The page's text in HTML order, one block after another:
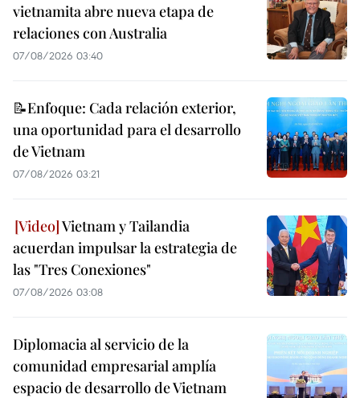
vietnamita abre nueva etapa de
relaciones con Australia
07/08/2026 03:40
📝Enfoque: Cada relación exterior,
una oportunidad para el desarrollo
de Vietnam
07/08/2026 03:21
Vietnam y Tailandia
acuerdan impulsar la estrategia de
las "Tres Conexiones"
07/08/2026 03:08
Diplomacia al servicio de la
comunidad empresarial amplía
espacio de desarrollo de Vietnam